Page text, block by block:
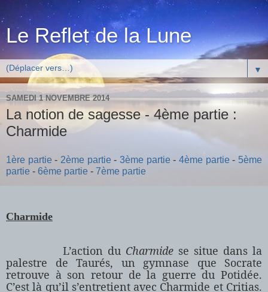
Le Reflet de la Lune
▼
SAMEDI 1 NOVEMBRE 2014
La notion de sagesse - 4ème partie :
Charmide
1ère partie - 2ème partie -3ème partie -4ème partie- 5ème
partie - 6ème partie - 7ème partie
Charmide
L’action du Charmide se situe dans la
palestre de Taurés, un gymnase que Socrate
retrouve à son retour de la guerre du Potidée.
C’est là qu’il s’entretient avec Charmide et Critias.